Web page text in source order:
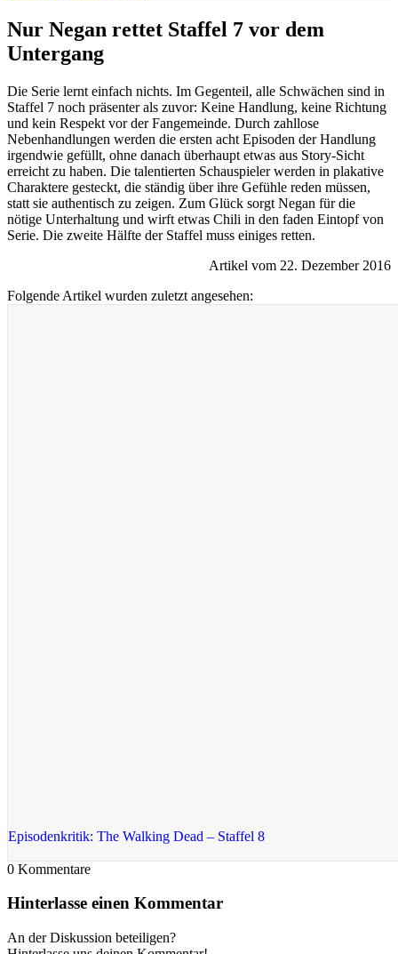
Nur Negan rettet Staffel 7 vor dem
Untergang
Die Serie lernt einfach nichts. Im Gegenteil, alle Schwächen sind in
Staffel 7 noch präsenter als zuvor: Keine Handlung, keine Richtung
und kein Respekt vor der Fangemeinde. Durch zahllose
Nebenhandlungen werden die ersten acht Episoden der Handlung
irgendwie gefüllt, ohne danach überhaupt etwas aus Story-Sicht
erreicht zu haben. Die talentierten Schauspieler werden in plakative
Charaktere gesteckt, die ständig über ihre Gefühle reden müssen,
statt sie authentisch zu zeigen. Zum Glück sorgt Negan für die
nötige Unterhaltung und wirft etwas Chili in den faden Eintopf von
Serie. Die zweite Hälfte der Staffel muss einiges retten.
Artikel vom 22. Dezember 2016
Folgende Artikel wurden zuletzt angesehen:
Episodenkritik: The Walking Dead – Staffel 8
0 Kommentare
Hinterlasse einen Kommentar
An der Diskussion beteiligen?